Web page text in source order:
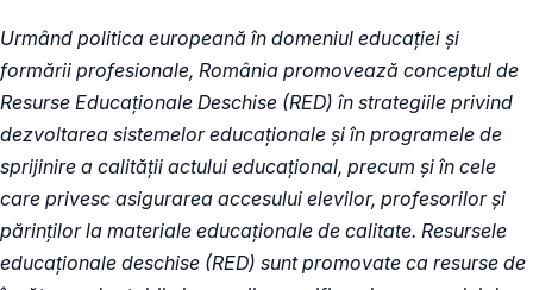
Urmând politica europeană în domeniul educației și
formării profesionale, România promovează conceptul de
Resurse Educaționale Deschise (RED) în strategiile privind
dezvoltarea sistemelor educaționale și în programele de
sprijinire a calității actului educațional, precum și în cele
care privesc asigurarea accesului elevilor, profesorilor și
părinților la materiale educaționale de calitate. Resursele
educaționale deschise (RED) sunt promovate ca resurse de